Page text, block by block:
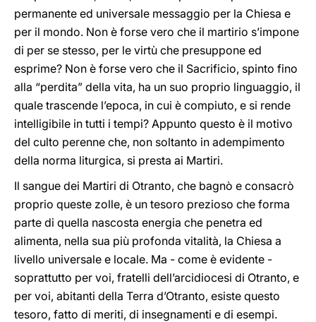
permanente ed universale messaggio per la Chiesa e
per il mondo. Non è forse vero che il martirio s’impone
di per se stesso, per le virtù che presuppone ed
esprime? Non è forse vero che il Sacrificio, spinto fino
alla “perdita” della vita, ha un suo proprio linguaggio, il
quale trascende l’epoca, in cui è compiuto, e si rende
intelligibile in tutti i tempi? Appunto questo è il motivo
del culto perenne che, non soltanto in adempimento
della norma liturgica, si presta ai Martiri.
Il sangue dei Martiri di Otranto, che bagnò e consacrò
proprio queste zolle, è un tesoro prezioso che forma
parte di quella nascosta energia che penetra ed
alimenta, nella sua più profonda vitalità, la Chiesa a
livello universale e locale. Ma - come è evidente -
soprattutto per voi, fratelli dell’arcidiocesi di Otranto, e
per voi, abitanti della Terra d’Otranto, esiste questo
tesoro, fatto di meriti, di insegnamenti e di esempi.